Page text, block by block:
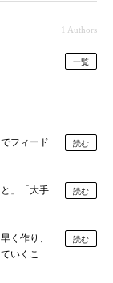
1 Authors
一覧
フィード
読む
」「大手
読む
く作り、
いくこ
読む